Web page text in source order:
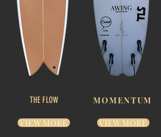
THE FLOW MOMENTUM
VIEW MORE VIEW MORE